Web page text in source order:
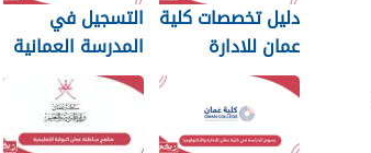
دليل تخصصات كلية
عمان للادارة
والتكنولوجيا 2026
التسجيل في
المدرسة العمانية
العالمية 2026